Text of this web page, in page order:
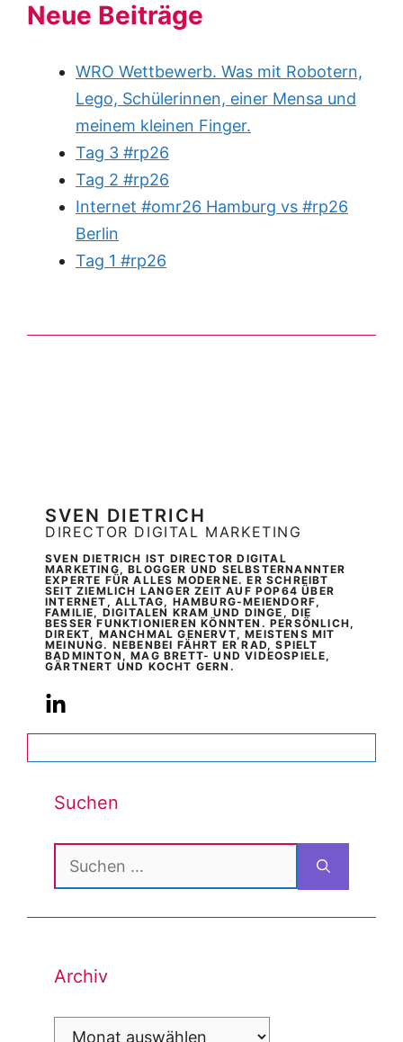
Neue Beiträge
WRO Wettbewerb. Was mit Robotern,
Lego, Schülerinnen, einer Mensa und
meinem kleinen Finger.
Tag 3 #rp26
Tag 2 #rp26
Internet #omr26 Hamburg vs #rp26
Berlin
Tag 1 #rp26
SVEN DIETRICH
DIRECTOR DIGITAL MARKETING
SVEN DIETRICH IST DIRECTOR DIGITAL
MARKETING, BLOGGER UND SELBSTERNANNTER
EXPERTE FÜR ALLES MODERNE. ER SCHREIBT
SEIT ZIEMLICH LANGER ZEIT AUF POP64 ÜBER
INTERNET, ALLTAG, HAMBURG-MEIENDORF,
FAMILIE, DIGITALEN KRAM UND DINGE, DIE
BESSER FUNKTIONIEREN KÖNNTEN. PERSÖNLICH,
DIREKT, MANCHMAL GENERVT, MEISTENS MIT
MEINUNG. NEBENBEI FÄHRT ER RAD, SPIELT
BADMINTON, MAG BRETT- UND VIDEOSPIELE,
GÄRTNERT UND KOCHT GERN.
Suchen
Suchen
nach:
Archiv
Archiv